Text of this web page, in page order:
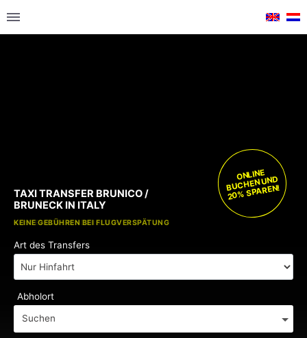
KOSTENLOSE KINDERSITZE
KEINE GEBÜHREN BEI FLUGVERSPÄTUNG
TAXI TRANSFER BRUNICO /
BRUNECK IN ITALY
ONLINE
BUCHEN UND
20% SPAREN!
Art des Transfers
Abholort
Suchen